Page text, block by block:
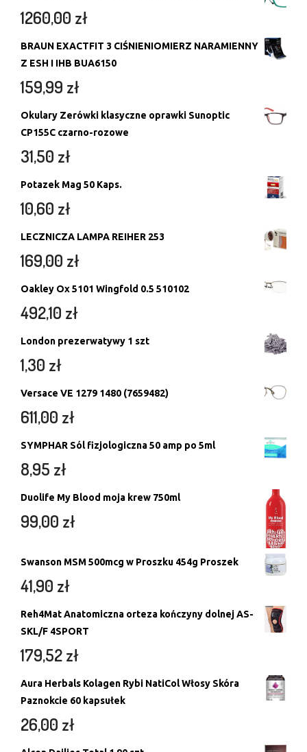
1260,00 zł
BRAUN EXACTFIT 3 CIŚNIENIOMIERZ NARAMIENNY
Z ESH I IHB BUA6150
159,99 zł
Okulary Zerówki klasyczne oprawki Sunoptic
CP155C czarno-rozowe
31,50 zł
Potazek Mag 50 Kaps.
10,60 zł
LECZNICZA LAMPA REIHER 253
169,00 zł
Oakley Ox 5101 Wingfold 0.5 510102
492,10 zł
London prezerwatywy 1 szt
1,30 zł
Versace VE 1279 1480 (7659482)
611,00 zł
SYMPHAR Sól fizjologiczna 50 amp po 5ml
8,95 zł
Duolife My Blood moja krew 750ml
99,00 zł
Swanson MSM 500mcg w Proszku 454g Proszek
41,90 zł
Reh4Mat Anatomiczna orteza kończyny dolnej AS-
SKL/F 4SPORT
179,52zł
Aura Herbals Kolagen Rybi NatiCol Włosy Skóra
Paznokcie 60 kapsułek
26,00 zł